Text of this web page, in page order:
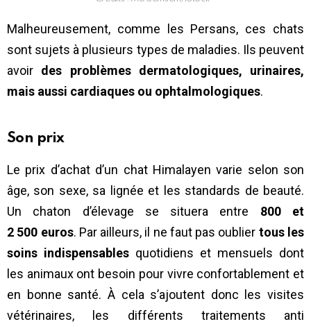
Malheureusement, comme les Persans, ces chats
sont sujets à plusieurs types de maladies. Ils peuvent
avoir des problèmes dermatologiques, urinaires,
mais aussi cardiaques ou ophtalmologiques.
Son prix
Le prix d’achat d’un chat Himalayen varie selon son
âge, son sexe, sa lignée et les standards de beauté.
Un chaton d’élevage se situera entre 800 et
2 500 euros. Par ailleurs, il ne faut pas oublier tous les
soins indispensables quotidiens et mensuels dont
les animaux ont besoin pour vivre confortablement et
en bonne santé. À cela s’ajoutent donc les visites
vétérinaires, les différents traitements anti